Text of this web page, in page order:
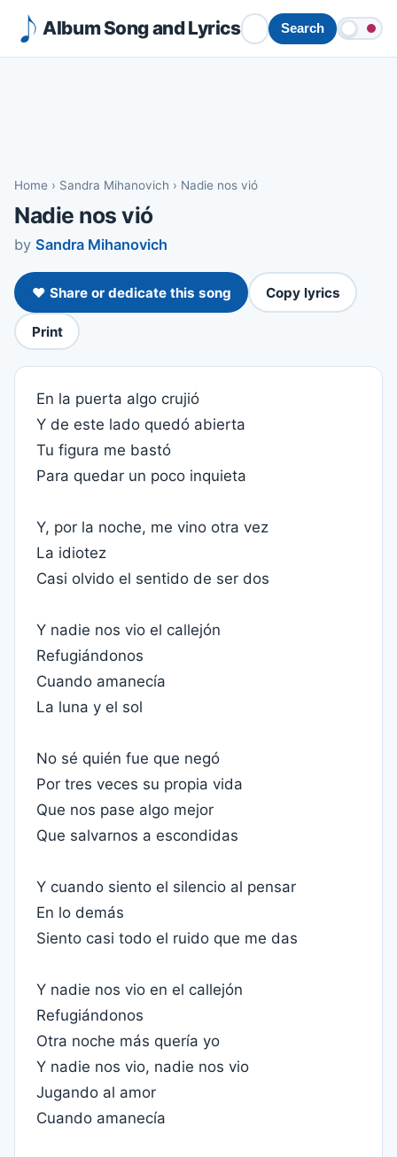
Album Song and Lyrics Search
Home › Sandra Mihanovich › Nadie nos vió
Nadie nos vió
by Sandra Mihanovich
❤️ Share or dedicate this song Copy lyrics
Print
En la puerta algo crujió
Y de este lado quedó abierta
Tu figura me bastó
Para quedar un poco inquieta
Y, por la noche, me vino otra vez
La idiotez
Casi olvido el sentido de ser dos
Y nadie nos vio el callejón
Refugiándonos
Cuando amanecía
La luna y el sol
No sé quién fue que negó
Por tres veces su propia vida
Que nos pase algo mejor
Que salvarnos a escondidas
Y cuando siento el silencio al pensar
En lo demás
Siento casi todo el ruido que me das
Y nadie nos vio en el callejón
Refugiándonos
Otra noche más quería yo
Y nadie nos vio, nadie nos vio
Jugando al amor
Cuando amanecía